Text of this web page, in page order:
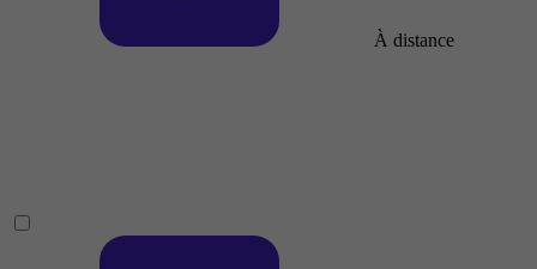
À distance